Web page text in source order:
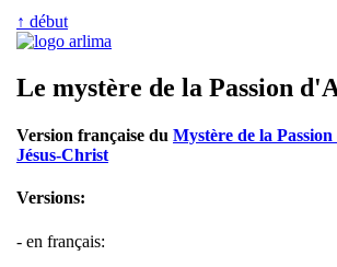
↑ début
Le mystère de la Passion
Version française du Mystère de la Passion
Jésus-Christ
Versions:
- en français: